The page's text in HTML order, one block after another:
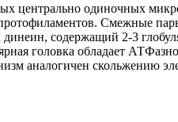
центрально одиночных
Смежные
содержащий 2-3
головка обладает
аналогичен скольжению